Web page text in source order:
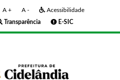
A + A -
Acessibilidade
Transparência E-SIC